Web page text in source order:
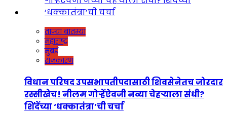
ताज्या बातम्या
महाराष्ट्र
मुंबई
राजकारण
विधान परिषद उपसभापतीपदासाठी शिवसेनेतच जोरदार
रस्सीखेच! नीलम गोऱ्हेंऐवजी नव्या चेहऱ्याला संधी?
शिंदेंच्या ‘धक्कातंत्रा’ची चर्चा